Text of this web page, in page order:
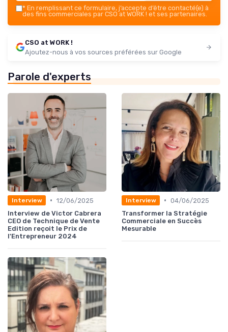
* En remplissant ce formulaire, j’accepte d’être contacté(e) à
des fins commerciales par CSO at WORK ! et ses partenaires.
CSO at WORK !
Ajoutez-nous à vos sources préférées sur Google
Parole d'experts
Interview • 12/06/2025
Interview de Victor Cabrera
CEO de Technique de Vente
Edition reçoit le Prix de
l'Entrepreneur 2024
Interview • 04/06/2025
Transformer la Stratégie
Commerciale en Succès
Mesurable